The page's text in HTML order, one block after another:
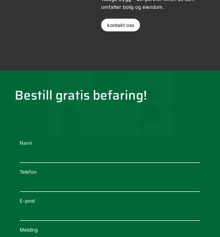
omfatter bolig og eiendom.
kontakt oss
Bestill gratis befaring!
Navn
Telefon
E-post
Melding